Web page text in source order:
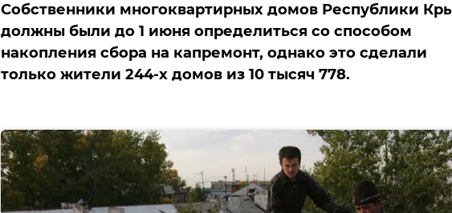
Собственники многоквартирных домов Республики
должны были до 1 июня определиться со способом
накопления сбора на капремонт, однако это сделали
только жители 244-х домов из 10 тысяч 778.